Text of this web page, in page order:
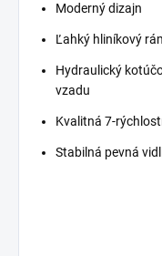
Moderný dizajn
Ľahký hliníkový
Hydraulický
vzadu
Kvalitná 7-
Stabilná pevná